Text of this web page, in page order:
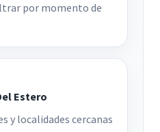
por momento de
Estero
y localidades cercanas